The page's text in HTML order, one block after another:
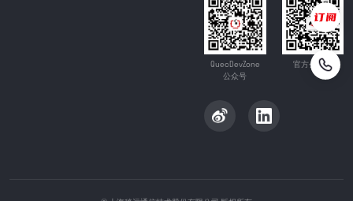
QuecDevZone
公众号
官方公众号